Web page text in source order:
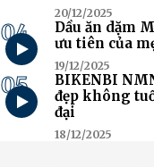
20/12/2025
04
Dầu ăn dặm
ưu tiên của
19/12/2025
05
BIKENBI
đẹp không
đại
18/12/2025